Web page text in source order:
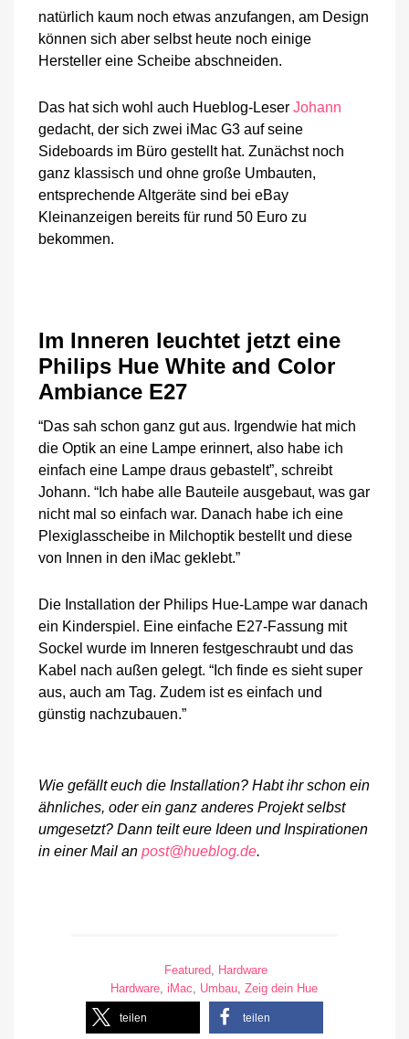
jetzt
bunt
natürlich kaum noch etwas anzufangen, am Design
können sich aber selbst heute noch einige
Hersteller eine Scheibe abschneiden.
Das hat sich wohl auch Hueblog-Leser Johann
gedacht, der sich zwei iMac G3 auf seine
Sideboards im Büro gestellt hat. Zunächst noch
ganz klassisch und ohne große Umbauten,
entsprechende Altgeräte sind bei eBay
Kleinanzeigen bereits für rund 50 Euro zu
bekommen.
Im Inneren leuchtet jetzt eine
Philips Hue White and Color
Ambiance E27
“Das sah schon ganz gut aus. Irgendwie hat mich
die Optik an eine Lampe erinnert, also habe ich
einfach eine Lampe draus gebastelt”, schreibt
Johann. “Ich habe alle Bauteile ausgebaut, was gar
nicht mal so einfach war. Danach habe ich eine
Plexiglasscheibe in Milchoptik bestellt und diese
von Innen in den iMac geklebt.”
Die Installation der Philips Hue-Lampe war danach
ein Kinderspiel. Eine einfache E27-Fassung mit
Sockel wurde im Inneren festgeschraubt und das
Kabel nach außen gelegt. “Ich finde es sieht super
aus, auch am Tag. Zudem ist es einfach und
günstig nachzubauen.”
Wie gefällt euch die Installation? Habt ihr schon ein
ähnliches, oder ein ganz anderes Projekt selbst
umgesetzt? Dann teilt eure Ideen und Inspirationen
in einer Mail an post@hueblog.de.
Featured, Hardware
Hardware, iMac, Umbau,Zeig dein Hue
teilen teilen